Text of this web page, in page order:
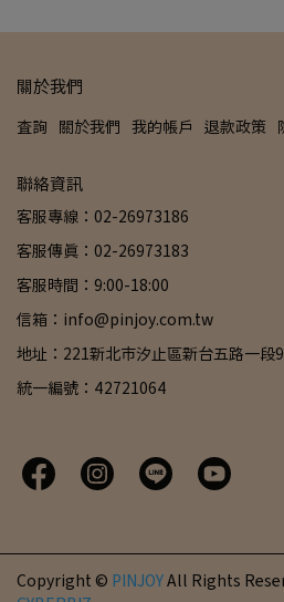
關於我們
查詢 關於我們 我的帳戶 退款政策
聯絡資訊
客服專線：02-26973186
客服傳真：02-26973183
客服時間：9:00-18:00
信箱：info@pinjoy.com.tw
地址：221新北市汐止區新台五路一段
統一編號：42721064
Copyright © PINJOYAll Rights